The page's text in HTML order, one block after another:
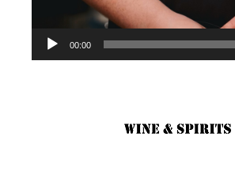
00:00